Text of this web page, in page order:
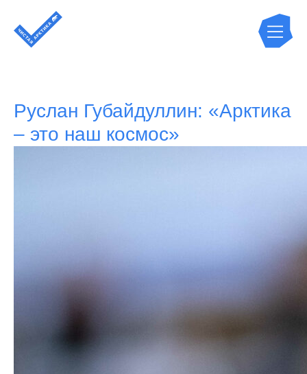
Руслан Губайдуллин: «Арктика
– это наш космос»